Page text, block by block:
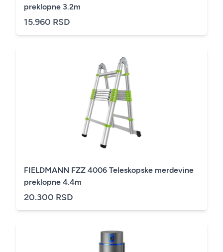
preklopne 3.2m
15.960 RSD
FIELDMANN FZZ 4006 Teleskopske merdevine
preklopne 4.4m
20.300 RSD